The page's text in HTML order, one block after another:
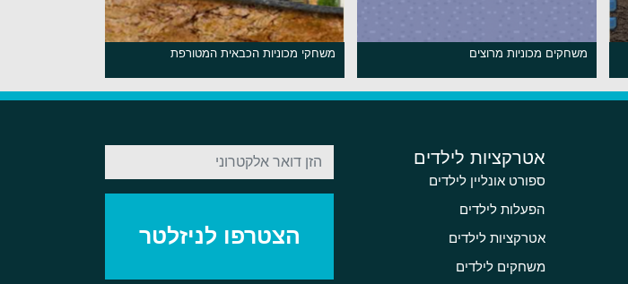
משחקים מכוניות מרוצים משחקי מכוניות הכבאית המטורפת
אטרקציות לילדים
ספורט אונליין לילדים
הפעלות לילדים
אטרקציות לילדים
משחקים לילדים